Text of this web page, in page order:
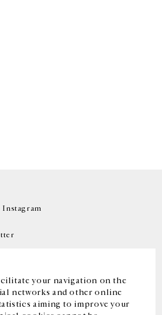
your navigation on the
networks and other online
aiming to improve your
Instagram